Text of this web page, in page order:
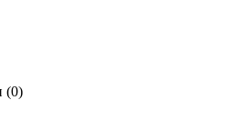
(0)